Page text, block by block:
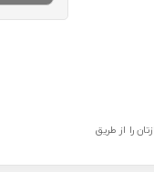
را از طریق